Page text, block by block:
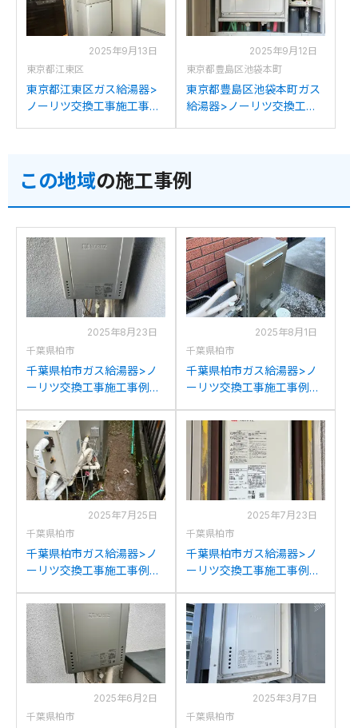
2025年9月13日
東京都江東区
東京都江東区ガス給湯器>
ノーリツ交換工事施工事
1BLへの交換
2025年9月12日
東京都豊島区池袋本町
東京都豊島区池袋本町ガス
給湯器>ノーリツ交換工事
1BLへの交換
この地域の施工事例
2025年8月23日
千葉県柏市
千葉県柏市ガス給湯器>ノ
ーリツ交換工事施工事例：
C2052(S)AWXからノーリ
ツGT-C2072SAW BLへの
交換
2025年8月1日
千葉県柏市
千葉県柏市ガス給湯器>ノ
ーリツ交換工事施工事例：
らノーリツGT-C2072SAR
BLへの交換
2025年7月25日
千葉県柏市
千葉県柏市ガス給湯器>ノ
ーリツ交換工事施工事例：
らノーリツGT-C2072SAR
BLへの交換
2025年7月23日
千葉県柏市
千葉県柏市ガス給湯器>ノ
ーリツ交換工事施工事例：
DXからノーリツGQ-
1628AWX-T-DXBLへの交
換
2025年6月2日
千葉県柏市
2025年3月7日
千葉県柏市